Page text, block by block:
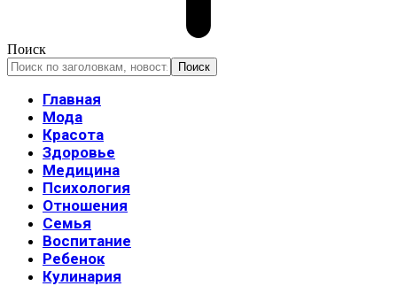
Поиск
Главная
Мода
Красота
Здоровье
Медицина
Психология
Отношения
Семья
Воспитание
Ребенок
Кулинария